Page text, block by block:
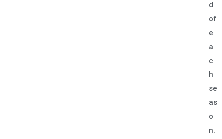
d
of
e
a
c
h
se
as
o
n.